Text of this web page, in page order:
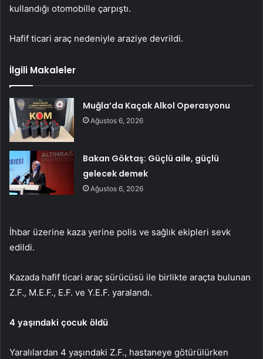
kullandığı otomobille çarpıştı.
Hafif ticari araç nedeniyle araziye devrildi.
İlgili Makaleler
Muğla’da Kaçak Alkol Operasyonu
Ağustos 6, 2026
Bakan Göktaş: Güçlü aile, güçlü
gelecek demek
Ağustos 6, 2026
İhbar üzerine kaza yerine polis ve sağlık ekipleri sevk
edildi.
Kazada hafif ticari araç sürücüsü ile birlikte araçta bulunan
Z.F., M.E.F., E.F. ve Y.E.F. yaralandı.
4 yaşındaki çocuk öldü
Yaralılardan 4 yaşındaki Z.F., hastaneye götürülürken